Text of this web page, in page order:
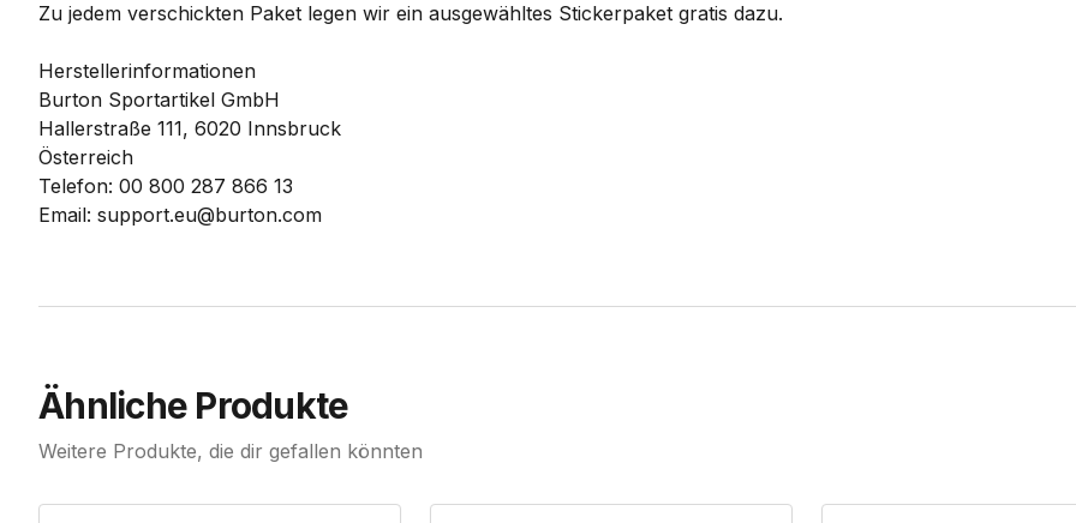
Zu jedem verschickten Paket legen wir ein ausgewähltes Stickerpaket gratis dazu.
Herstellerinformationen
Burton Sportartikel GmbH
Hallerstraße 111, 6020 Innsbruck
Österreich
Telefon: 00 800 287 866 13
Email: support.eu@burton.com
Ähnliche Produkte
Weitere Produkte, die dir gefallen könnten